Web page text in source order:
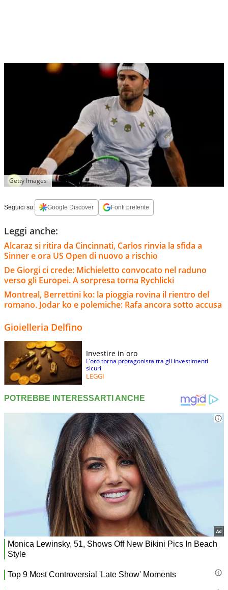
Getty Images
Seguici su: Google Discover Fonti preferite
Leggi anche:
Alcaraz si ritira da Cincinnati, Carlos rinvia la sfida a
Sinner e ora US Open di nuovo a rischio
De Giorgi ci crede: Michieletto convocato nel raduno
verso gli Europei. A sorpresa torna Rychlicki
Montreal, Berrettini ko: la pioggia rovina il rientro del
romano. Jodar ko e polemiche: Rafa ancora sotto accusa
Gioielleria Delfino
Investire in oro
L’oro torna protagonista tra gli investimenti
sicuri
LEGGI